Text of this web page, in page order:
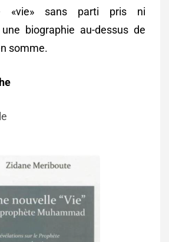
«vie» sans parti pris ni
biographie au-dessus de
somme.